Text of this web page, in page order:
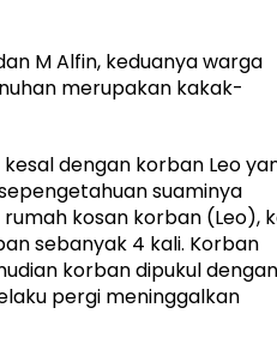
M Alfin, keduanya warga
merupakan kakak-
dengan korban Leo
suaminya
kosan korban (Leo),
sebanyak 4 kali. Korban
korban dipukul dengan
pergi meninggalkan